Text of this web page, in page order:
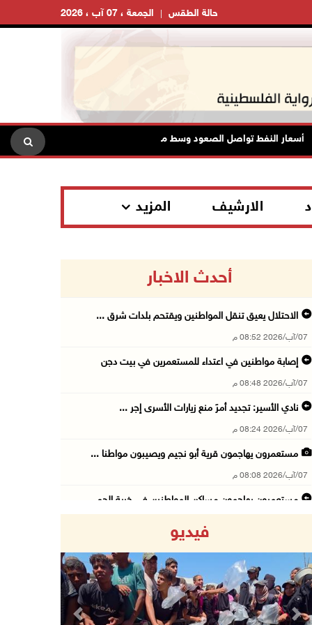
الجمعة ، 07 آب ، 2026 حالة الطقس
النفط تواصل الصعود وسط مخاوف بشأن مستقبل الملاحة في هرمز
الارشيف المزيد
أحدث الاخبار
الاحتلال يعيق تنقل المواطنين ويقتحم بلدات شرق ...
07/آب/2026 08:52 م
إصابة مواطنين في اعتداء للمستعمرين في بيت دجن
07/آب/2026 08:48 م
نادي الأسير: تجديد أمرَ منع زيارات الأسرى إجر ...
07/آب/2026 08:24 م
مستعمرون يهاجمون قرية أبو نجيم ويصيبون مواطنا ...
07/آب/2026 08:08 م
مستعمرون يهاجمون مساكن المواطنين في خربة الحم ...
07/آب/2026 06:26 م
الرئاسة ترحب بإطلاق السعودية التحالف البحري ا ...
07/آب/2026 06:17 م
فيديو
Previous Next